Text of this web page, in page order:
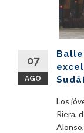
07
AGO
Los
Riera,